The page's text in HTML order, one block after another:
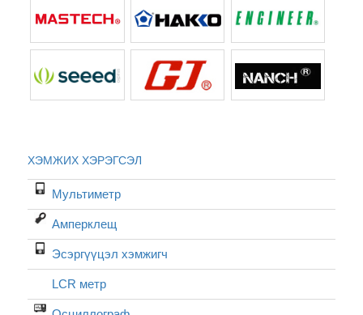
ХЭМЖИХ ХЭРЭГСЭЛ
Мультиметр
Амперклещ
Эсэргүүцэл хэмжигч
LCR метр